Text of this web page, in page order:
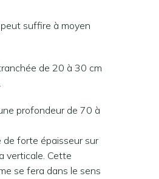
suffire à moyen
de 20 à 30 cm
profondeur de 70 à
de forte épaisseur sur
verticale. Cette
se fera dans le sens